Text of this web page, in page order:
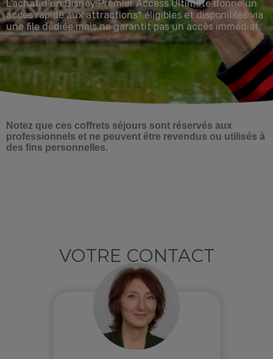
L’achat d’un Disney Premier Access Ultimate donne un
accès rapide aux attractions* éligibles et disponibles via
une file dédiée mais ne garantit pas un accès immédiat.
Notez que ces coffrets séjours sont réservés aux
professionnels et ne peuvent être revendus ou utilisés à
des fins personnelles.
VOTRE CONTACT